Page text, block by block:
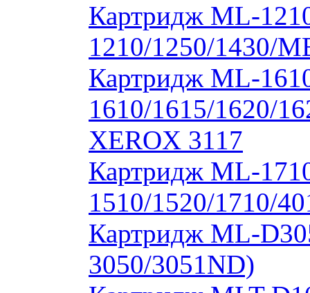
Картридж ML-
1210/1250/1430/
Картридж ML-
1610/1615/1620/
XEROX 3117
Картридж ML-
1510/1520/1710/
Картридж ML-
3050/3051ND)